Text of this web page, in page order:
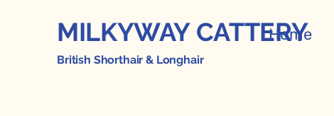
MILKYWAY CATTERY
British Shorthair & Longhair
Home